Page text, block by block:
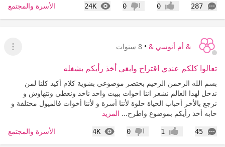
287
التعليقات إعجاب0 عدم إعجاب
0
24K
المشاهدات الأسرة والمجتمع
& أم أنوسي & • 8 سنوات
عرض
تعالوا كلكم عندي اقتراح وابغى أخذ رأيكم بشغله
بسم الله الرحمن الرحيم بختصر موضوعي بشوية كلام أكيد كلنا لمن
ندخل لهذا العالم نشعر اننا اخوات ببيت واحد ناخذ ونعطي ونتهاوش و
نرجع بالأخر أحباب الحياة حلوة لأننا أسرة و لأننا أخوات فالميول مختلفة و
حابه أخذ رأيكم بموضوع واطرح... المزيد
45
التعليقات إعجاب1 عدم إعجاب
0
4K
المشاهدات الأسرة والمجتمع